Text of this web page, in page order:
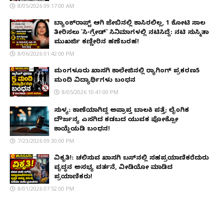
8/05/2026 09:17:00 AM
ಬ್ಯಾಂಕ್‌ರಾಪ್ಟ್‌ ಆಗಿ ಜೇಬಿನಲ್ಲಿ ಕಾಸಿರಲಿಲ್ಲ, ₹1 ಕೋಟಿ ಸಾಲ
ತೀರಿಸಲು 'ಸಿ-ಗ್ರೇಡ್' ಸಿನಿಮಾಗಳಲ್ಲಿ ನಟಿಸಿದ್ದೆ: ನಟಿ ಸುಸ್ಮಿತಾ
ಮುಖರ್ಜಿ ಕಣ್ಣೀರಿನ ಹಣೆಬರಹ!
8/06/2026 01:42:00 PM
ಮಂಗಳೂರು ಖಾಸಗಿ ಕಾಲೇಜಿನಲ್ಲಿ ರ‌್ಯಾಗಿಂಗ್ ಪ್ರಕರಣ5
ಮಂದಿ ವಿದ್ಯಾರ್ಥಿಗಳು ಬಂಧನ
8/05/2026 10:41:00 PM
ಸುಳ್ಯ: ಕಾಣೆಯಾಗಿದ್ದ ಅಪ್ರಾಪ್ತ ಬಾಲಕಿ ಪತ್ತೆ; ಲೈಂಗಿಕ
ದೌರ್ಜನ್ಯ ಎಸಗಿದ ಕಡಬದ ಯುವಕ ಪೋಕ್ಸೋ
ಕಾಯ್ದೆಯಡಿ ಬಂಧನ!
7/23/2026 09:30:00 PM
ವಿಕೃತಿ!: ಚಲಿಸುವ ಖಾಸಗಿ ಬಸ್‌ನಲ್ಲಿ ಸಹಪ್ರಯಾಣಿಕರೆದುರು
ವೃದ್ಧನ ಅಸಭ್ಯ ವರ್ತನೆ, ವೀಡಿಯೋ ಮಾಡಿದ
ಪ್ರಯಾಣಿಕರು!
8/01/2026 07:52:00 PM